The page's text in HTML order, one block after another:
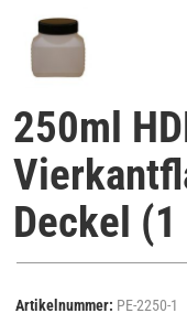
250ml
Deckel
Artikelnummer: PE-2250-1